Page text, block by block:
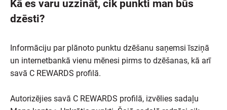
Kā es varu uzzināt, cik punkti man būs
dzēsti?
Informāciju par plānoto punktu dzēšanu saņemsi īsziņā
un internetbankā vienu mēnesi pirms to dzēšanas, kā arī
savā C REWARDS profilā.
Autorizējies savā C REWARDS profilā, izvēlies sadaļu